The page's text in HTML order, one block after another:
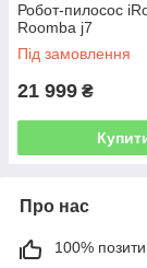
Робот-пилосос
Roomba j7
Під замовлення
21 999 ₴
Про нас
100%